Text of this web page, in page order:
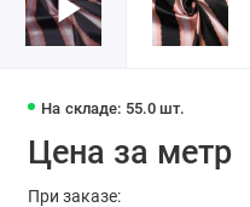
На складе: 55.0 шт.
Цена за метр
При заказе: